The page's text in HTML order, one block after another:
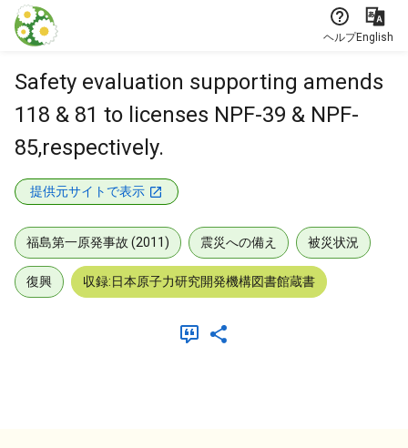
本文に飛ぶ
ヘルプEnglish
Safety evaluation supporting amends
118 & 81 to licenses NPF-39 & NPF-
85,respectively.
提供元サイトで表示
福島第一原発事故 (2011) 震災への備え 被災状況
復興 収録:日本原子力研究開発機構図書館蔵書